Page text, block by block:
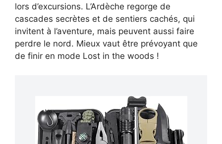
lors d’excursions. L’Ardèche regorge de
cascades secrètes et de sentiers cachés, qui
invitent à l’aventure, mais peuvent aussi faire
perdre le nord. Mieux vaut être prévoyant que
de finir en mode Lost in the woods !